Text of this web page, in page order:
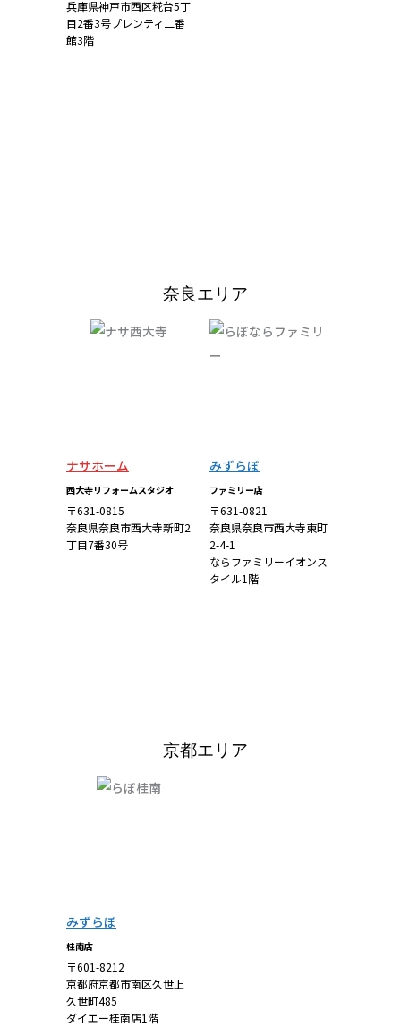
兵庫県神戸市西区糀台5丁
目2番3号プレンティ二番
館3階
奈良エリア
ナサホーム
西大寺リフォームスタジオ
〒631-0815
奈良県奈良市西大寺新町2
丁目7番30号
みずらぼ
ファミリー店
〒631-0821
奈良県奈良市西大寺東町
2-4-1
ならファミリーイオンス
タイル1階
京都エリア
みずらぼ
桂南店
〒601-8212
京都府京都市南区久世上
久世町485
ダイエー桂南店1階